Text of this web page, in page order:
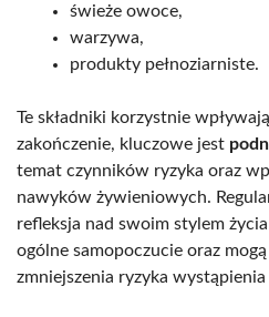
świeże owoce,
warzywa,
produkty pełnoziarniste.
Te składniki korzystnie
zakończenie, kluczowe jest
temat czynników ryzyka oraz
nawyków żywieniowych.
refleksja nad swoim stylem
ogólne samopoczucie oraz
zmniejszenia ryzyka